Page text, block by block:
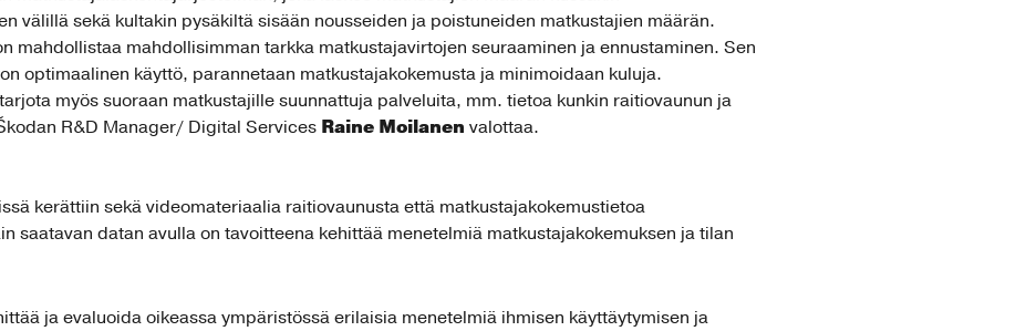
välillä sekä kultakin pysäkiltä sisään nousseiden ja poistuneiden matkustajien määrän.
mahdollistaa mahdollisimman tarkka matkustajavirtojen seuraaminen ja ennustaminen. Sen
optimaalinen käyttö, parannetaan matkustajakokemusta ja minimoidaan kuluja.
myös suoraan matkustajille suunnattuja palveluita, mm. tietoa kunkin raitiovaunun ja
R&D Manager/ Digital Services Raine Moilanen valottaa.
kerättiin sekä videomateriaalia raitiovaunusta että matkustajakokemustietoa
saatavan datan avulla on tavoitteena kehittää menetelmiä matkustajakokemuksen ja tilan
ja evaluoida oikeassa ympäristössä erilaisia menetelmiä ihmisen käyttäytymisen ja